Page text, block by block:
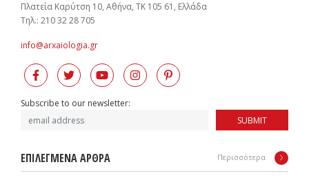
Πλατεία Καρύτση 10, Αθήνα, ΤΚ 105 61, Ελλάδα
Tηλ.: 210 32 28 705
info@arxaiologia.gr
Subscribe to our newsletter:
SUBMIT
ΕΠΙΛΕΓΜΕΝΑ ΑΡΘΡΑ Περισσότερα